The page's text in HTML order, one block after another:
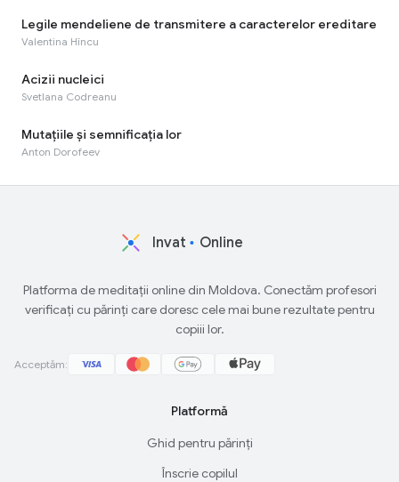
Legile mendeliene de transmitere a caracterelor ereditare
Valentina Hîncu
Acizii nucleici
Svetlana Codreanu
Mutațiile și semnificația lor
Anton Dorofeev
Invat Online
Platforma de meditații online din Moldova. Conectăm profesori
verificați cu părinți care doresc cele mai bune rezultate pentru
copiii lor.
Acceptăm:
Platformă
Ghid pentru părinți
Înscrie copilul